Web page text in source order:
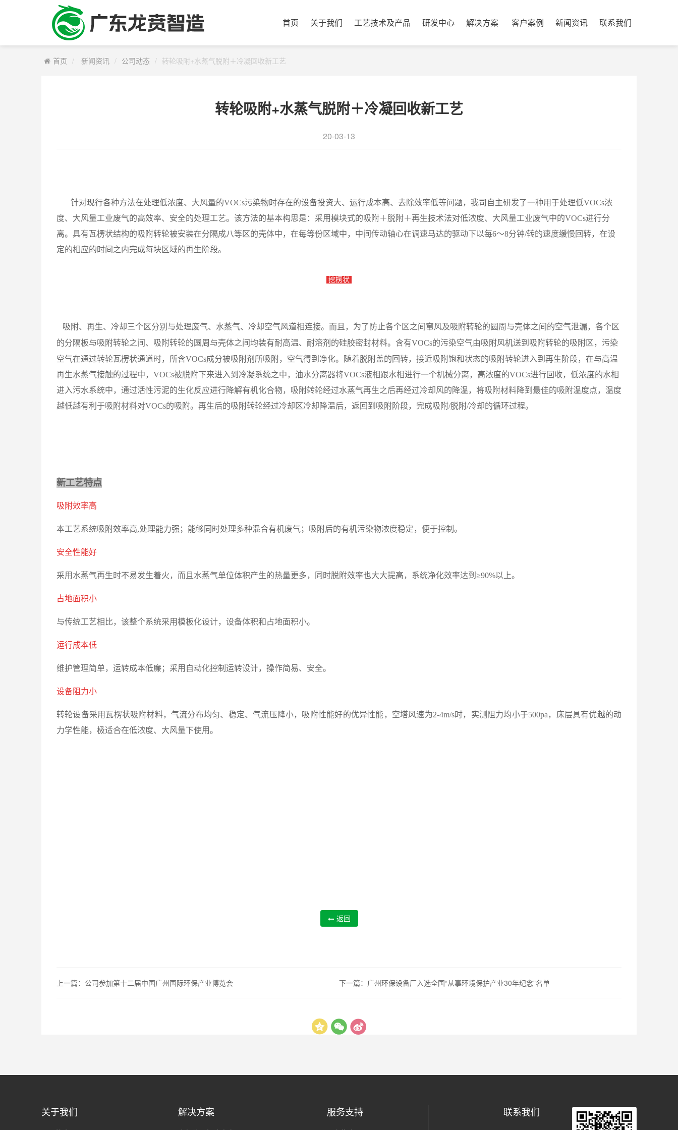
首页 关于我们 工艺技术及产品 研发中心 解决方案 客户案例 新闻资讯 联系我们
首页 新闻资讯 公司动态 转轮吸附+水蒸气脱附＋冷凝回收新工艺
转轮吸附+水蒸气脱附＋冷凝回收新工艺
20-03-13
针对现行各种方法在处理低浓度、大风量的VOCs污染物时存在的设备投资大、运行成本高、去除效率低等问题，我司自主研发了一种用于处理低VOCs浓
度、大风量工业废气的高效率、安全的处理工艺。该方法的基本构思是：采用模块式的吸附＋脱附＋再生技术法对低浓度、大风量工业废气中的VOCs进行分
离。具有瓦楞状结构的吸附转轮被安装在分隔成八等区的壳体中，在每等份区域中，中间传动轴心在调速马达的驱动下以每6～8分钟/转的速度缓慢回转，在设
定的相应的时间之内完成每块区域的再生阶段。
挖楞状
吸附、再生、冷却三个区分别与处理废气、水蒸气、冷却空气风道相连接。而且，为了防止各个区之间窜风及吸附转轮的圆周与壳体之间的空气泄漏，各个区
的分隔板与吸附转轮之间、吸附转轮的圆周与壳体之间均装有耐高温、耐溶剂的硅胶密封材料。含有VOCs的污染空气由吸附风机送到吸附转轮的吸附区，污染
空气在通过转轮瓦楞状通道时，所含VOCs成分被吸附剂所吸附，空气得到净化。随着脱附盖的回转，接近吸附饱和状态的吸附转轮进入到再生阶段，在与高温
再生水蒸气接触的过程中， VOCs被脱附下来进入到冷凝系统之中， 油水分离器将VOCs液相跟水相进行一个机械分离，高浓度的VOCs进行回收，低浓度的水相
进入污水系统中，通过活性污泥的生化反应进行降解有机化合物，吸附转轮经过水蒸气再生之后再经过冷却风的降温，将吸附材料降到最佳的吸附温度点，温度
越低越有利于吸附材料对VOCs的吸附。再生后的吸附转轮经过冷却区冷却降温后，返回到吸附阶段，完成吸附/脱附/冷却的循环过程。
新工艺特点
吸附效率高
本工艺系统吸附效率高,处理能力强；能够同时处理多种混合有机废气；吸附后的有机污染物浓度稳定，便于控制。
安全性能好
采用水蒸气再生时不易发生着火，而且水蒸气单位体积产生的热量更多，同时脱附效率也大大提高，系统净化效率达到≥90%以上。
占地面积小
与传统工艺相比，该整个系统采用模板化设计，设备体积和占地面积小。
运行成本低
维护管理简单，运转成本低廉；采用自动化控制运转设计，操作简易、安全。
设备阻力小
转轮设备采用瓦楞状吸附材料，气流分布均匀、稳定、气流压降小，吸附性能好的优异性能，空塔风速为2-4m/s时，实测阻力均小于500pa，床层具有优越的动
力学性能，极适合在低浓度、大风量下使用。
返回
上一篇： 公司参加第十二届中国广州国际环保产业博览会 下一篇： 广州环保设备厂入选全国“从事环境保护产业30年纪念”名单
关于我们 解决方案 服务支持 联系我们